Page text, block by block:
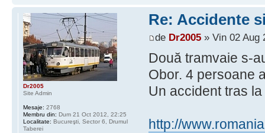
Re: Accidente
de Dr2005» Vin 02 Aug
Două tramvaie s-
Obor. 4 persoane
Un accident tras
http://
Dr2005
Site Admin
Mesaje: 2768
Membru din: Dum 21 Oct 2012, 22:25
Localitate: Bucureşti, Sector 6, Drumul
Taberei